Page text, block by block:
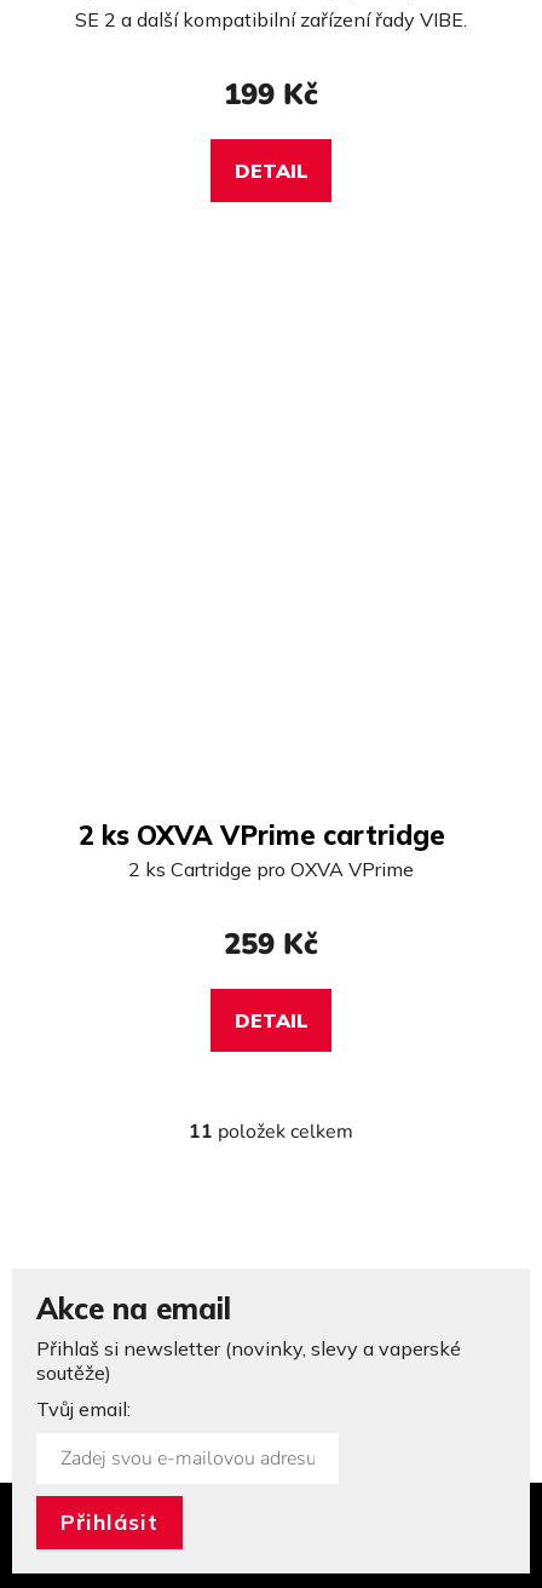
SE 2 a další kompatibilní zařízení řady VIBE.
199 Kč
DETAIL
2 ks OXVA VPrime cartridge
2 ks Cartridge pro OXVA VPrime
259 Kč
DETAIL
O
p
y
i
11 položek celkem
Akce na email
Přihlaš si newsletter (novinky, slevy a vaperské
soutěže)
Tvůj email: